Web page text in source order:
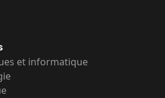
et informatique